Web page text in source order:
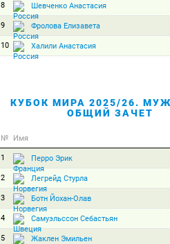
8 Шевченко Анастасия
9 Фролова Елизавета
10 Халили Анастасия
КУБОК МИРА 2025/26.
ОБЩИЙ ЗАЧЕТ
№ Имя
1 Перро Эрик
2 Легрейд Стурла
3 Ботн Йохан-Олав
4 Самуэльссон Себастьян
5 Жаклен Эмильен